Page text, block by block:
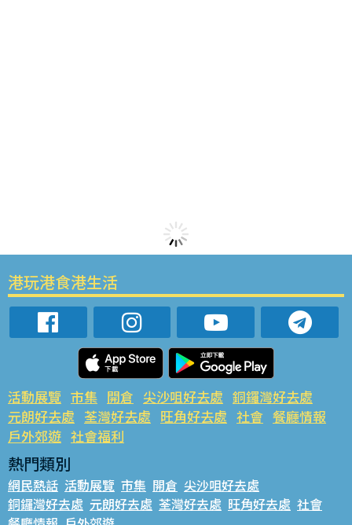
港玩港食港生活
活動展覽 市集 開倉 尖沙咀好去處 銅鑼灣好去處
元朗好去處 荃灣好去處 旺角好去處 社會 餐廳情報
戶外郊遊 社會福利
熱門類別
網民熱話 活動展覽 市集 開倉 尖沙咀好去處
銅鑼灣好去處 元朗好去處 荃灣好去處 旺角好去處 社會